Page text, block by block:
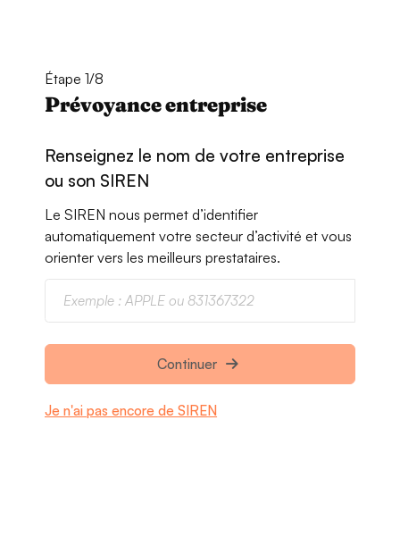
Étape 1/8
Prévoyance entreprise
Renseignez le nom de votre entreprise
ou son SIREN
Le SIREN nous permet d’identifier
automatiquement votre secteur d’activité et vous
orienter vers les meilleurs prestataires.
Continuer
Je n'ai pas encore de SIREN